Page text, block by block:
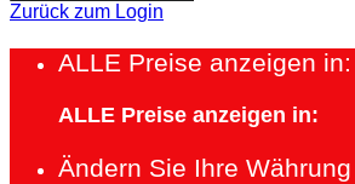
Zurück zum Login
ALLE Preise anzeigen in:
ALLE Preise anzeigen in:
Ändern Sie Ihre Währung